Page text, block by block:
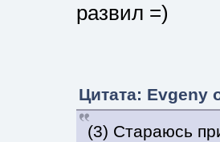
развил =)
Цитата: Evgeny
(3) Стараюсь